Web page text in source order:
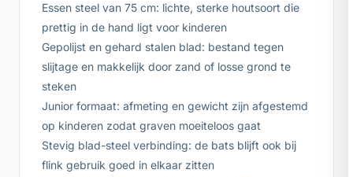
Essen steel van 75 cm: lichte, sterke houtsoort die
prettig in de hand ligt voor kinderen
Gepolijst en gehard stalen blad: bestand tegen
slijtage en makkelijk door zand of losse grond te
steken
Junior formaat: afmeting en gewicht zijn afgestemd
op kinderen zodat graven moeiteloos gaat
Stevig blad-steel verbinding: de bats blijft ook bij
flink gebruik goed in elkaar zitten